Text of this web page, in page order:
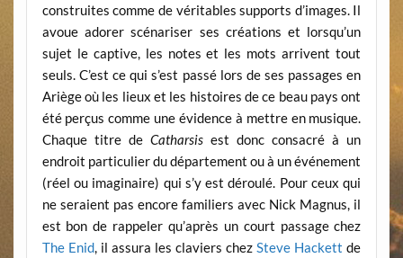
construites comme de véritables supports d’images. Il
avoue adorer scénariser ses créations et lorsqu’un
sujet le captive, les notes et les mots arrivent tout
seuls. C’est ce qui s’est passé lors de ses passages en
Ariège où les lieux et les histoires de ce beau pays ont
été perçus comme une évidence à mettre en musique.
Chaque titre de Catharsisest donc consacré à un
endroit particulier du département ou à un événement
(réel ou imaginaire) qui s’y est déroulé. Pour ceux qui
ne seraient pas encore familiers avec Nick Magnus, il
est bon de rappeler qu’après un court passage chez
The Enid, il assura les claviers chezSteve Hackett de